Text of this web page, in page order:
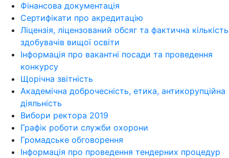
Фінансова документація
Сертифікати про акредитацію
Ліцензія, ліцензований обсяг та фактична кількість
здобувачів вищої освіти
Інформація про вакантні посади та проведення
конкурсу
Щорічна звітність
Академічна доброчесність, етика, антикорупційна
діяльність
Вибори ректора 2019
Графік роботи служби охорони
Громадське обговорення
Інформація про проведення тендерних процедур